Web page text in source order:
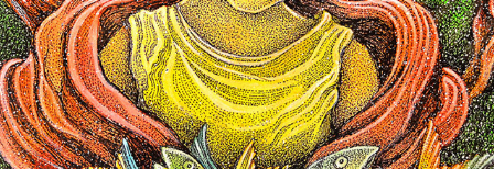
Jonathan Ranola